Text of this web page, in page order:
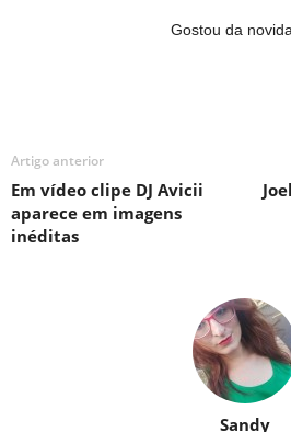
Gostou da
Artigo anterior
Em vídeo clipe DJ Avicii
aparece em imagens
inéditas
Sandy